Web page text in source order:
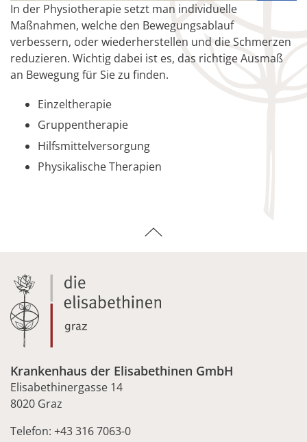
In der Physiotherapie setzt man individuelle
Maßnahmen, welche den Bewegungsablauf
verbessern, oder wiederherstellen und die Schmerzen
reduzieren. Wichtig dabei ist es, das richtige Ausmaß
an Bewegung für Sie zu finden.
Einzeltherapie
Gruppentherapie
Hilfsmittelversorgung
Physikalische Therapien
Krankenhaus der Elisabethinen GmbH
Elisabethinergasse 14
8020 Graz
Telefon: +43 316 7063-0